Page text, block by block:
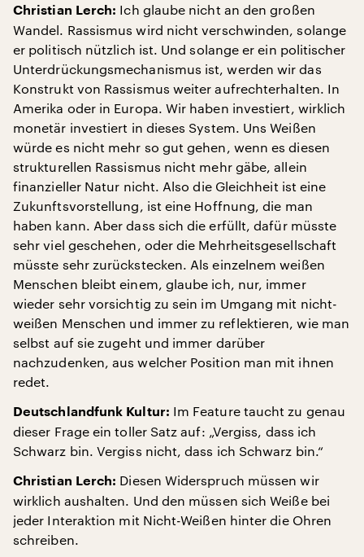
Christian Lerch: Ich glaube nicht an den großen
Wandel. Rassismus wird nicht verschwinden, solange
er politisch nützlich ist. Und solange er ein politischer
Unterdrückungsmechanismus ist, werden wir das
Konstrukt von Rassismus weiter aufrechterhalten. In
Amerika oder in Europa. Wir haben investiert, wirklich
monetär investiert in dieses System. Uns Weißen
würde es nicht mehr so gut gehen, wenn es diesen
strukturellen Rassismus nicht mehr gäbe, allein
finanzieller Natur nicht. Also die Gleichheit ist eine
Zukunftsvorstellung, ist eine Hoffnung, die man
haben kann. Aber dass sich die erfüllt, dafür müsste
sehr viel geschehen, oder die Mehrheitsgesellschaft
müsste sehr zurückstecken. Als einzelnem weißen
Menschen bleibt einem, glaube ich, nur, immer
wieder sehr vorsichtig zu sein im Umgang mit nicht-
weißen Menschen und immer zu reflektieren, wie man
selbst auf sie zugeht und immer darüber
nachzudenken, aus welcher Position man mit ihnen
redet.
Deutschlandfunk Kultur: Im Feature taucht zu genau
dieser Frage ein toller Satz auf: „Vergiss, dass ich
Schwarz bin. Vergiss nicht, dass ich Schwarz bin.“
Christian Lerch: Diesen Widerspruch müssen wir
wirklich aushalten. Und den müssen sich Weiße bei
jeder Interaktion mit Nicht-Weißen hinter die Ohren
schreiben.